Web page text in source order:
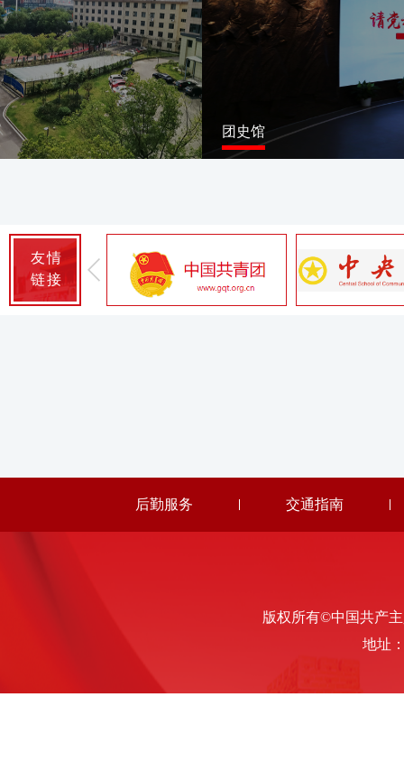
团史馆
友情
链接
后勤服务 交通指南
版权所有©中国共产
地址